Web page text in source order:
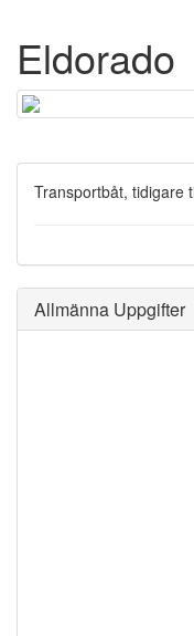
Eldorado
Transportbåt, tidigare
Allmänna Uppgifter